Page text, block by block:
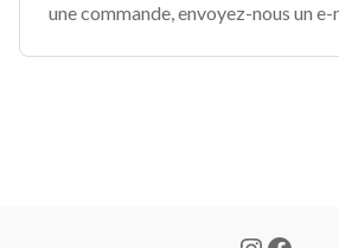
une commande, envoyez-nous un e-